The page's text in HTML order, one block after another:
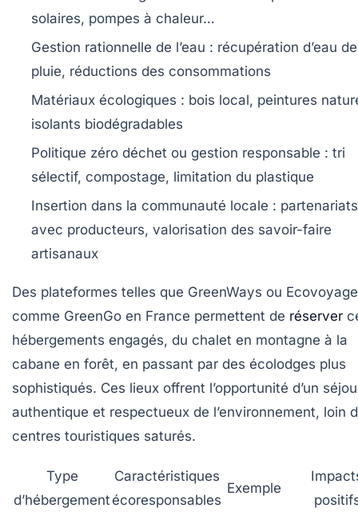
solaires, pompes à chaleur…
Gestion rationnelle de l’eau : récupération d’eau de
pluie, réductions des consommations
Matériaux écologiques : bois local, peintures
isolants biodégradables
Politique zéro déchet ou gestion responsable : tri
sélectif, compostage, limitation du plastique
Insertion dans la communauté locale : partenariats
avec producteurs, valorisation des savoir-faire
artisanaux
Des plateformes telles que GreenWays ou
comme GreenGo en France permettent de réserver
hébergements engagés, du chalet en montagne à la
cabane en forêt, en passant par des écolodges plus
sophistiqués. Ces lieux offrent l’opportunité d’un
authentique et respectueux de l’environnement, loin
centres touristiques saturés.
Type
d’hébergement
Caractéristiques
écoresponsables
Exemple